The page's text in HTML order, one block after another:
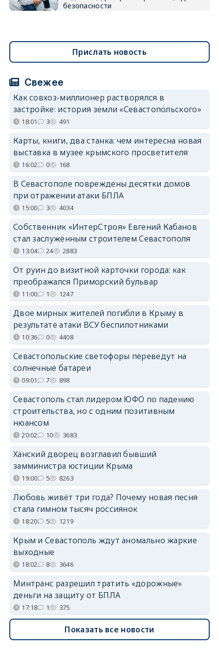
безопасности
Прислать новость
Свежее
Как совхоз-миллионер растворялся в
застройке: история земли «Севастопольского»
18:01 3 491
Карты, книги, два станка: чем интересна новая
выставка в музее крымского просветителя
16:02 0 168
В Севастополе повреждены десятки домов
при отражении атаки БПЛА
15:00 3 4034
Собственник «ИнтерСтроя» Евгений Кабанов
стал заслуженным строителем Севастополя
13:04 24 2883
От руин до визитной карточки города: как
преображался Приморский бульвар
11:00 1 1247
Двое мирных жителей погибли в Крыму в
результате атаки ВСУ беспилотниками
10:36 0 4408
Севастопольские светофоры переведут на
солнечные батареи
09:01 7 898
Севастополь стал лидером ЮФО по падению
строительства, но с одним позитивным
нюансом
20:02 10 3683
Ханский дворец возглавил бывший
замминистра юстиции Крыма
19:00 5 8263
Любовь живёт три года? Почему новая песня
стала гимном тысяч россиянок
18:20 5 1219
Крым и Севастополь ждут аномально жаркие
выходные
18:02 8 3646
Минтранс разрешил тратить «дорожные»
деньги на защиту от БПЛА
17:18 1 375
Показать все новости